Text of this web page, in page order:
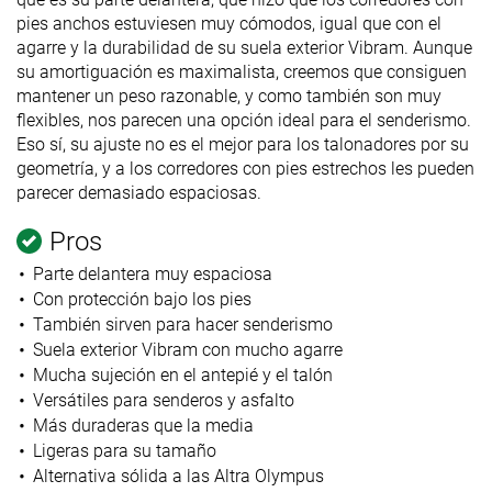
pies anchos estuviesen muy cómodos, igual que con el
agarre y la durabilidad de su suela exterior Vibram. Aunque
su amortiguación es maximalista, creemos que consiguen
mantener un peso razonable, y como también son muy
flexibles, nos parecen una opción ideal para el senderismo.
Eso sí, su ajuste no es el mejor para los talonadores por su
geometría, y a los corredores con pies estrechos les pueden
parecer demasiado espaciosas.
Pros
Parte delantera muy espaciosa
Con protección bajo los pies
También sirven para hacer senderismo
Suela exterior Vibram con mucho agarre
Mucha sujeción en el antepié y el talón
Versátiles para senderos y asfalto
Más duraderas que la media
Ligeras para su tamaño
Alternativa sólida a las Altra Olympus